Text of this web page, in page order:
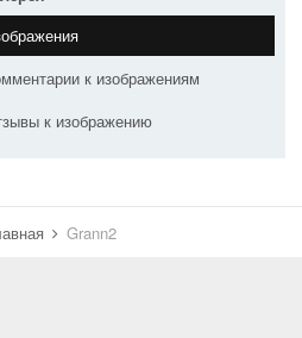
к изображениям
к изображению
Grann2